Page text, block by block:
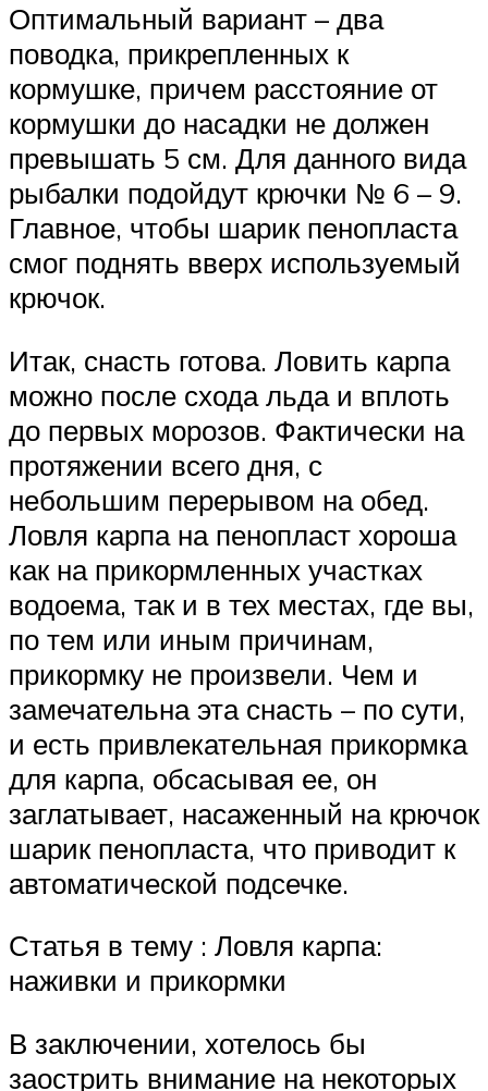
Оптимальный вариант – два
поводка, прикрепленных к
кормушке, причем расстояние от
кормушки до насадки не должен
превышать 5 см. Для данного вида
рыбалки подойдут крючки № 6 – 9.
Главное, чтобы шарик пенопласта
смог поднять вверх используемый
крючок.
Итак, снасть готова. Ловить карпа
можно после схода льда и вплоть
до первых морозов. Фактически на
протяжении всего дня, с
небольшим перерывом на обед.
Ловля карпа на пенопласт хороша
как на прикормленных участках
водоема, так и в тех местах, где вы,
по тем или иным причинам,
прикормку не произвели. Чем и
замечательна эта снасть – по сути,
и есть привлекательная прикормка
для карпа, обсасывая ее, он
заглатывает, насаженный на крючок
шарик пенопласта, что приводит к
автоматической подсечке.
Статья в тему : Ловля карпа:
наживки и прикормки
В заключении, хотелось бы
заострить внимание на некоторых